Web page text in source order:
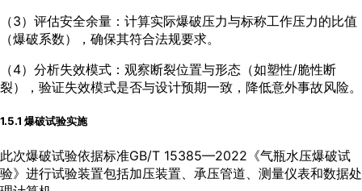
（3）评估安全余量：计算实际爆破压力与标称工作压力的比值
（爆破系数），确保其符合法规要求。
（4）分析失效模式：观察断裂位置与形态（如塑性/脆性断
裂），验证失效模式是否与设计预期一致，降低意外事故风险。
1.5.1 爆破试验实施
此次爆破试验依据标准GB/T 15385—2022《气瓶水压爆破试
验》进行试验装置包括加压装置、承压管道、测量仪表和数据处